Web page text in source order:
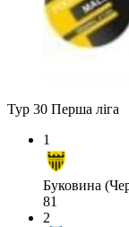
Тур 30 Перша ліга
1
Буковина
81
2